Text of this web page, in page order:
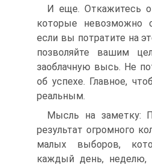
И еще. Откажитесь
которые невозможно
если вы потратите на
позволяйте вашим
заоблачную высь. Не
об успехе. Главное,
реальным.
Мысль на заметку:
результат огромного
малых выборов,
каждый день,